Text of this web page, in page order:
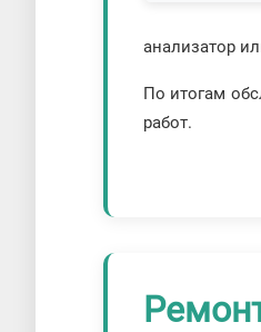
анализатор
По итогам
работ.